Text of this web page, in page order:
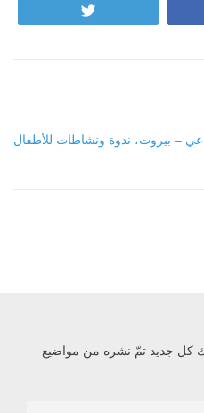
– بيروت، ندوة ونشاطات للأطفال
كل جديد تمّ نشره من مواضيع